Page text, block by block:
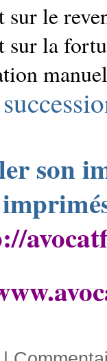
le
sur la
son